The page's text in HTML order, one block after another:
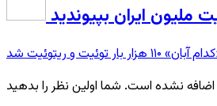
ملیون ایران بپیوندید
بار توئیت و ریتوئیت شد